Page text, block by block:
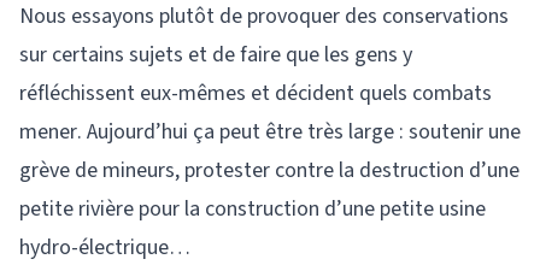
Nous essayons plutôt de provoquer des conservations
sur certains sujets et de faire que les gens y
réfléchissent eux-mêmes et décident quels combats
mener. Aujourd’hui ça peut être très large : soutenir une
grève de mineurs, protester contre la destruction d’une
petite rivière pour la construction d’une petite usine
hydro-électrique…